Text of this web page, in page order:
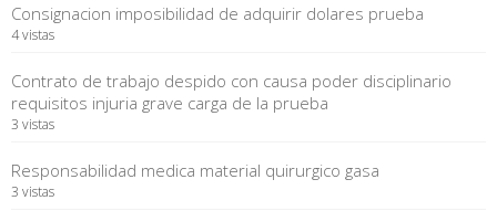
Consignacion imposibilidad de adquirir dolares prueba
4 vistas
Contrato de trabajo despido con causa poder disciplinario
requisitos injuria grave carga de la prueba
3 vistas
Responsabilidad medica material quirurgico gasa
3 vistas